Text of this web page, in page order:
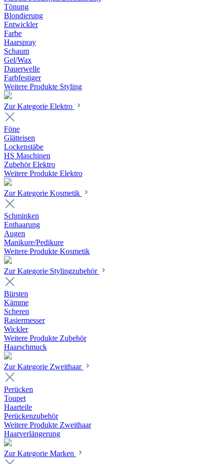
Tönung
Blondierung
Entwickler
Farbe
Haarspray
Schaum
Gel/Wax
Dauerwelle
Farbfestiger
Weitere Produkte Styling
Zur Kategorie Elektro
Föne
Glätteisen
Lockenstäbe
HS Maschinen
Zubehör Elektro
Weitere Produkte Elektro
Zur Kategorie Kosmetik
Schminken
Enthaarung
Augen
Manikure/Pedikure
Weitere Produkte Kosmetik
Zur Kategorie Stylingzubehör
Bürsten
Kämme
Scheren
Rasiermesser
Wickler
Weitere Produkte Zubehör
Haarschmuck
Zur Kategorie Zweithaar
Perücken
Toupet
Haarteile
Perückenzubehör
Weitere Produkte Zweithaar
Haarverlängerung
Zur Kategorie Marken